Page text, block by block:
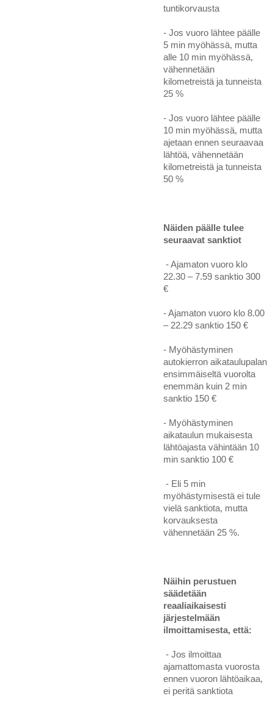
tuntikorvausta
- Jos vuoro lähtee päälle
5 min myöhässä, mutta
alle 10 min myöhässä,
vähennetään
kilometreistä ja tunneista
25 %
- Jos vuoro lähtee päälle
10 min myöhässä, mutta
ajetaan ennen seuraavaa
lähtöä, vähennetään
kilometreistä ja tunneista
50 %
Näiden päälle tulee
seuraavat sanktiot
- Ajamaton vuoro klo
22.30 – 7.59 sanktio 300
€
- Ajamaton vuoro klo 8.00
– 22.29 sanktio 150 €
- Myöhästyminen
autokierron aikataulupalan
ensimmäiseltä vuorolta
enemmän kuin 2 min
sanktio 150 €
- Myöhästyminen
aikataulun mukaisesta
lähtöajasta vähintään 10
min sanktio 100 €
- Eli 5 min
myöhästymisestä ei tule
vielä sanktiota, mutta
korvauksesta
vähennetään 25 %.
Näihin perustuen
säädetään
reaaliaikaisesti
järjestelmään
ilmoittamisesta, että:
- Jos ilmoittaa
ajamattomasta vuorosta
ennen vuoron lähtöaikaa,
ei peritä sanktiota